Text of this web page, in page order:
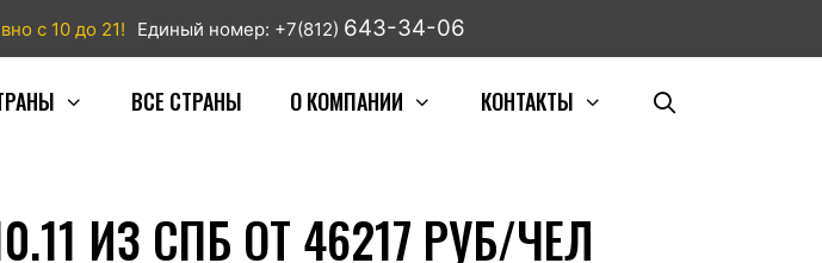
с 10 до 21! Единый номер: +7(812) 643-34-06
ВСЕ СТРАНЫ О КОМПАНИИ КОНТАКТЫ
ИЗ СПБ ОТ 46217 РУБ/ЧЕЛ